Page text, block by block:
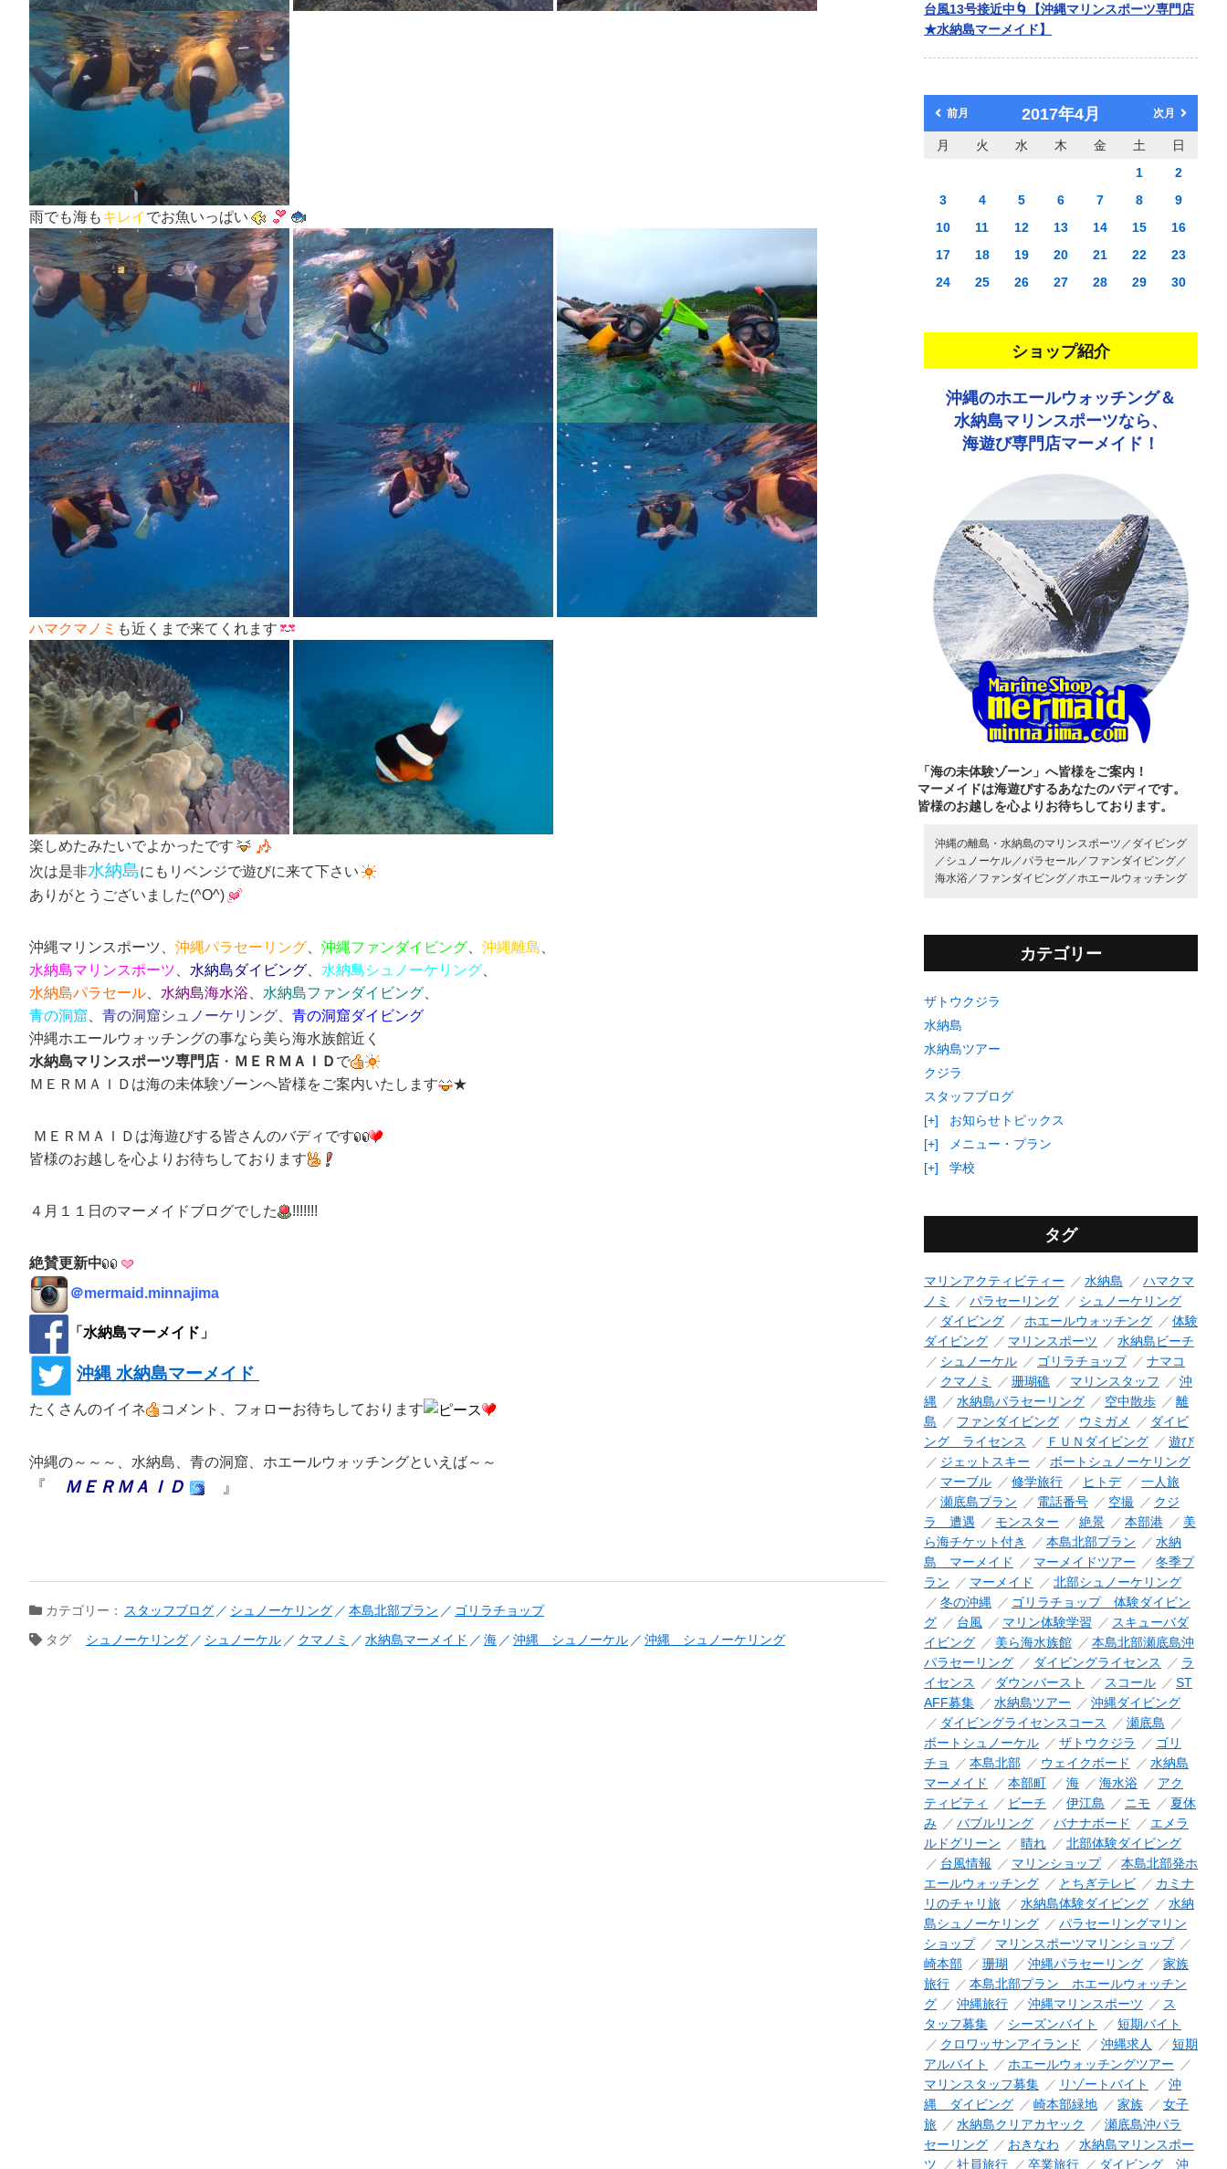
雨でも海もキレイ でお魚いっぱい
ハマクマノミ も近くまで来てくれます
楽しめたみたいでよかったです
次は是非水納島にもリベンジで遊びに来て下さい
ありがとうございました(^O^)
沖縄マリンスポーツ 沖縄パラセーリング 沖縄ファンダイビング 沖縄離島
水納島マリンスポーツ
水納島ダイビング 水納島シュノーケリング
水納島パラセール
水納島海水浴 水納島ファンダイビング
青の洞窟
青の洞窟シュノーケリング
青の洞窟ダイビング
沖縄ホエールウォッチングの事なら美ら海水族館近く
水納島マリンスポーツ専門店 ・ ＭＥＲＭＡＩＤ で
ＭＥＲＭＡＩＤは海の未体験ゾーンへ皆様をご案内いたします
★
ＭＥＲＭＡＩＤは海遊びする皆さんのバディです
皆様のお越しを心よりお待ちしております
４月１１日のマーメイドブログでした !!!!!!!
絶賛更新中
＠mermaid.minnajima
「 水納島マーメイド 」
沖縄 水納島マーメイド
たくさんのイイネ コメント、フォローお待ちしております
沖縄の～～～、水納島、青の洞窟、ホエールウォッチングといえば～～
『 ＭＥＲＭＡＩＤ 』
カテゴリー： スタッフブログ シュノーケリング 本島北部プラン
ゴリラチョップ
タグ
シュノーケリング シュノーケル クマノミ 水納島マーメイド 海 沖縄 シュノーケル 沖縄 シュノーケリング
台風13号接近中🌀【沖縄マリンスポーツ専門店
★水納島マーメイド】
前月 2017年4月 次月
月 火 水 木 金 土
日
1
2
3
4 5 6 7 8
9
10
11 12 13 14 15
16
17
18 19 20 21 22
23
24
25 26 27 28 29 30
ショップ紹介
沖縄のホエールウォッチング＆
水納島マリンスポーツなら、
海遊び専門店マーメイド！
「海の未体験ゾーン」へ皆様をご案内！
マーメイドは海遊びするあなたのバディです。
皆様のお越しを心よりお待ちしております。
沖縄の離島・水納島のマリンスポーツ／ ダイビング
／ シュノーケル／ パラセール／ ファンダイビング／
海水浴／ ファンダイビング／ ホエールウォッチング
カテゴリー
ザトウクジラ
水納島
水納島ツアー
クジラ
スタッフブログ
[+]
お知らせトピックス
[+]
メニュー・プラン
[+]
学校
タグ
マリンアクティビティー 水納島
ハマクマ
ノミ
パラセーリング
シュノーケリング
ダイビング
ホエールウォッチング
体験
ダイビング
マリンスポーツ
水納島ビーチ
シュノーケル
ゴリラチョップ
ナマコ
クマノミ
珊瑚礁 マリンスタッフ
沖
縄
水納島パラセーリング 空中散歩
離
島
ファンダイビング ウミガメ
ダイビ
ング ライセンス
ＦＵＮダイビング
遊び
ジェットスキー
ボートシュノーケリング
マーブル
修学旅行 ヒトデ
一人旅
瀬底島プラン
電話番号 空撮
クジ
ラ 遭遇
モンスター 絶景 本部港
美
ら海チケット付き
本島北部プラン
水納
島 マーメイド
マーメイドツアー
冬季プ
ラン
マーメイド
北部シュノーケリング
冬の沖縄
ゴリラチョップ 体験ダイビン
グ
台風 マリン体験学習
スキューバダ
イビング
美ら海水族館
本島北部瀬底島沖
パラセーリング
ダイビングライセンス
ラ
イセンス
ダウンバースト スコール
ST
AFF募集
水納島ツアー
沖縄ダイビング
ダイビングライセンスコース
瀬底島
ボートシュノーケル
ザトウクジラ
ゴリ
チョ
本島北部 ウェイクボード
水納島
マーメイド
本部町 海 海水浴
アク
ティビティ
ビーチ 伊江島 ニモ
夏休
み
バブルリング バナナボード
エメラ
ルドグリーン
晴れ
北部体験ダイビング
台風情報
マリンショップ
本島北部発ホ
エールウォッチング
とちぎテレビ
カミナ
リのチャリ旅
水納島体験ダイビング
水納
島シュノーケリング
パラセーリングマリン
ショップ
マリンスポーツマリンショップ
崎本部
珊瑚 沖縄パラセーリング
家族
旅行
本島北部プラン ホエールウォッチン
グ
沖縄旅行 沖縄マリンスポーツ
ス
タッフ募集
シーズンバイト
短期バイト
クロワッサンアイランド
沖縄求人
短期
アルバイト
ホエールウォッチングツアー
マリンスタッフ募集
リゾートバイト
沖
縄 ダイビング
崎本部緑地 家族
女子
旅
水納島クリアカヤック
瀬底島沖パラ
セーリング
おきなわ
水納島マリンスポー
ツ
社員旅行 卒業旅行 ダイビング 沖